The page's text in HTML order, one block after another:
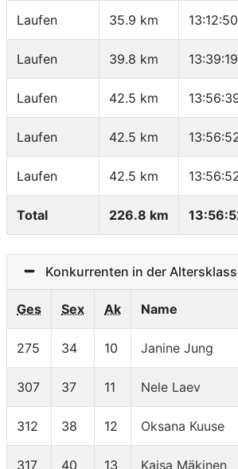
Laufen 35.9 km 13:12:50
Laufen 39.8 km 13:39:19
Laufen 42.5 km
Laufen 42.5 km
Laufen 42.5 km
Total 226.8 km
Konkurrenten in der
Ges Sex Ak Name
275 34 10 Janine Jung
307 37 11 Nele Laev
312 38 12 Oksana Kuuse
317 40 13 Kaisa Mäkinen